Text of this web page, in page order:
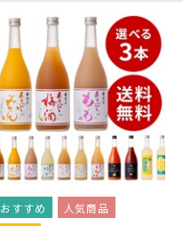
おすすめ
人気商品